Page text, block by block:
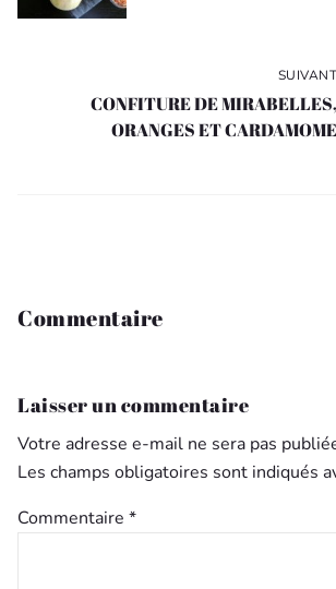
SUIVANT
CONFITURE DE MIRABELLES,
ORANGES ET CARDAMOME
Commentaire
Laisser un commentaire
Votre adresse e-mail ne sera pas
Les champs obligatoires sont indiqués
Commentaire *